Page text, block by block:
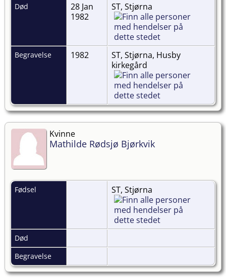
Død
28 Jan
1982
ST, Stjørna
Begravelse 1982
ST, Stjørna, Husby
kirkegård
Kvinne
Mathilde Rødsjø Bjørkvik
Fødsel ST, Stjørna
Død
Begravelse